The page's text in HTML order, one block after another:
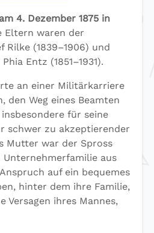
4. Dezember 1875 in
Eltern waren der
Rilke (1839–1906) und
Entz (1851–1931).
an einer Militärkarriere
den Weg eines Beamten
für seine
schwer zu akzeptierender
Mutter war der Spross
aus
auf ein bequemes
hinter dem ihre Familie,
Versagen ihres Mannes,